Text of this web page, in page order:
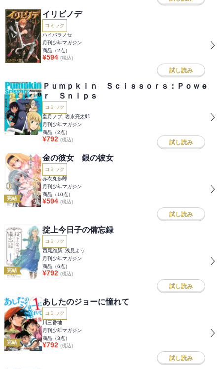
イリビノデ
コミック
ハイバラノセ
月刊少年マガジン
商品（2点）
¥594 (税込)
試し読み
Ｐｕｍｐｋｉｎ Ｓｃｉｓｓｏｒｓ：Ｐｏｗｅ
ｒ Ｓｎｉｐｓ
コミック
皇月ノブ, 岩永亮太郎
月刊少年マガジン
商品（2点）
¥792 (税込) 試し読み
完結
金の彼女 銀の彼女
コミック
赤衣丸歩郎
月刊少年マガジン
商品（10点）
¥594 (税込)
試し読み
完結
掟上今日子の備忘録
コミック
西尾維新, 浅見よう
月刊少年マガジン
商品（6点）
¥792 (税込)
試し読み
完結
あしたのジョーに憧れて
コミック
川三番地
月刊少年マガジン
商品（3点）
¥792 (税込)
試し読み